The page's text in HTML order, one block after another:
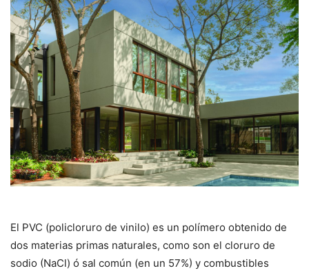
El PVC (policloruro de vinilo) es un polímero obtenido de
dos materias primas naturales, como son el cloruro de
sodio (NaCl) ó sal común (en un 57%) y combustibles